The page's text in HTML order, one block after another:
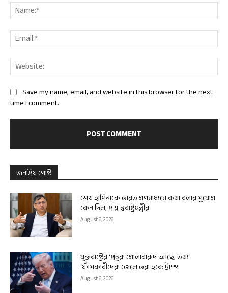
Save my name, email, and website in this browser for the next
time I comment.
জনপ্রিয় পোষ্ট
শেখ হাসিনাকে ভারত গণমাধ্যমে কথা বলার সুযোগ
কেন দিল, প্রশ্ন স্বরাষ্ট্রমন্ত্রীর
August 6, 2026
যুক্তরাষ্ট্রের ‘প্রচুর’ গোলাবারুদ আছে, তথ্য
‘ফাঁসকারীদের’ জেলে ভরা হবে: ট্রাম্প
August 6, 2026